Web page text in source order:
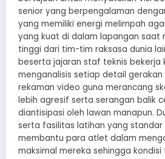
senior yang berpengalaman
yang memiliki energi melimpah
yang kuat di dalam lapangan saat
tinggi dari tim-tim raksasa dunia
beserta jajaran staf teknis bekerja
menganalisis setiap detail gerakan
rekaman video guna merancang
lebih agresif serta serangan balik
diantisipasi oleh lawan manapun.
serta fasilitas latihan yang
membantu para atlet dalam
maksimal mereka sehingga